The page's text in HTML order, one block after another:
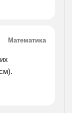
Математика